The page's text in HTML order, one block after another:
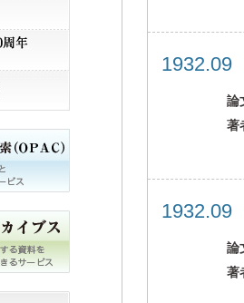
論
著
論
著